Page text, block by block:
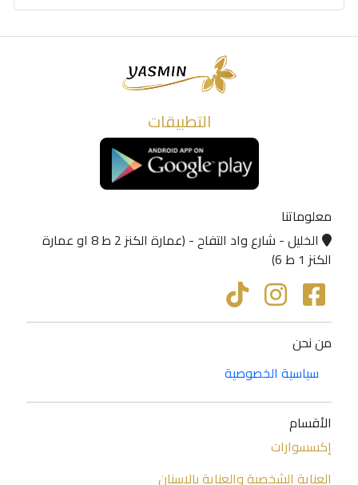
التطبيقات
معلوماتنا
الخليل - شارع واد التفاح - (عمارة الكنز 2 ط 8 او عمارة
الكنز 1 ط 6)
من نحن
سياسية الخصوصية
الأقسام
إكسسوارات
العناية الشخصية والعناية بالاسنان